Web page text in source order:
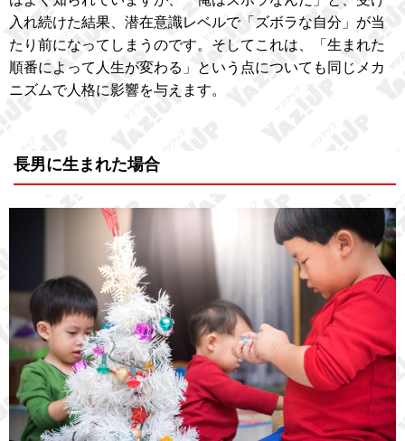
入れ続けた結果、潜在意識レベルで「ズボラな自分」が当
たり前になってしまうのです。そしてこれは、「生まれた
順番によって人生が変わる」という点についても同じメカ
ニズムで人格に影響を与えます。
長男に生まれた場合